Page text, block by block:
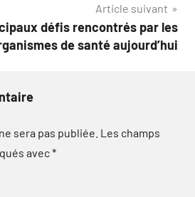
Article suivant
défis rencontrés par les
de santé aujourd’hui
sera pas publiée. Les champs
avec*